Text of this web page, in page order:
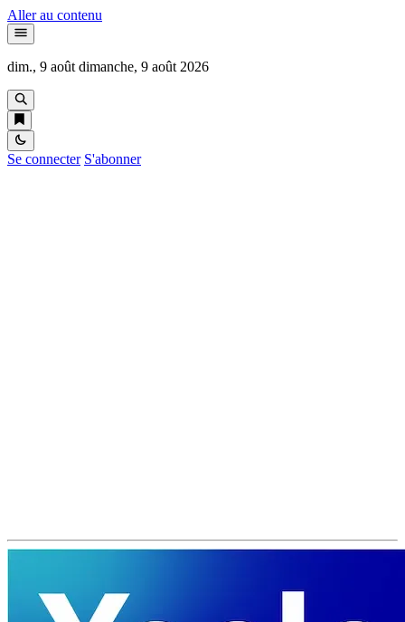
Aller au contenu
dim., 9 août dimanche, 9 août 2026
Se connecter S'abonner